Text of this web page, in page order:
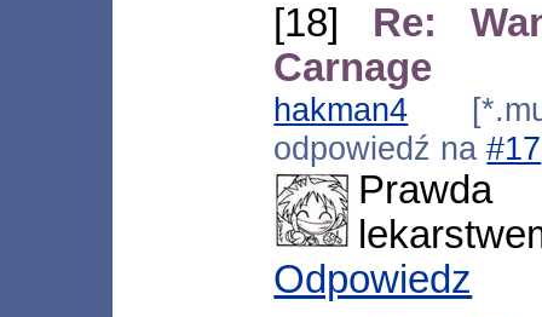
[18] Re:
Carnage
hakman4
odpowiedź na#17
Prawda
Odpowiedz